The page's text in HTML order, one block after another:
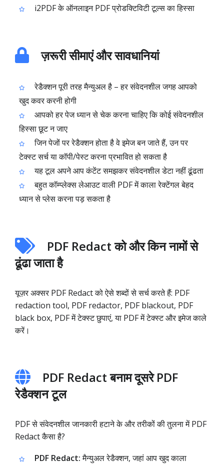
i2PDF के ऑनलाइन PDF प्रोडक्टिविटी टूल्स का हिस्सा
ज़रूरी सीमाएं और सावधानियां
रेडैक्शन पूरी तरह मैन्युअल है – हर संवेदनशील जगह आपको
खुद कवर करनी होगी
आपको हर पेज ध्यान से चेक करना चाहिए कि कोई संवेदनशील
हिस्सा छूट न जाए
जिन पेजों पर रेडैक्शन होता है वे इमेज बन जाते हैं, उन पर
टेक्स्ट सर्च या कॉपी/पेस्ट करना प्रभावित हो सकता है
यह टूल अपने आप कंटेंट समझकर संवेदनशील डेटा नहीं ढूंढता
बहुत कॉम्प्लेक्स लेआउट वाली PDF में काला रेक्टेंगल बेहद
ध्यान से प्लेस करना पड़ सकता है
PDF Redact को और किन नामों से
ढूंढा जाता है
यूज़र अक्सर PDF Redact को ऐसे शब्दों से सर्च करते हैं: PDF
redaction tool, PDF redactor, PDF blackout, PDF
black box, PDF में टेक्स्ट छुपाएं, या PDF में टेक्स्ट और इमेज काले
करें।
PDF Redact बनाम दूसरे PDF
रेडैक्शन टूल
PDF से संवेदनशील जानकारी हटाने के और तरीकों की तुलना में PDF
Redact कैसा है?
PDF Redact:मैन्युअल रेडैक्शन, जहां आप खुद काला